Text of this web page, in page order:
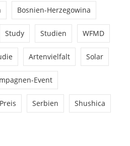
Bosnien-Herzegowina
Study Studien WFMD
Artenvielfalt Solar
Event
Preis Serbien Shushica